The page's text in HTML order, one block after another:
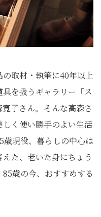
取材・執筆に40年以上
を扱うギャラリー「ス
子さん。そんな高森さ
く使い勝手のよい生活
現役、暮らしの中心は
た、老いた身にちょう
歳の今、おすすめする